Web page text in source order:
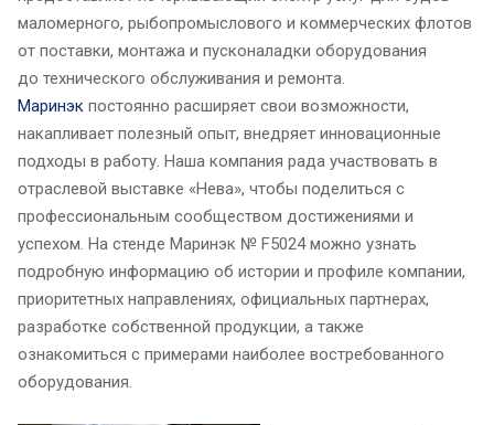
маломерного, рыбопромыслового и коммерческих флотов
от поставки, монтажа и пусконаладки оборудования
до технического обслуживания и ремонта.
Маринэк постоянно расширяет свои возможности,
накапливает полезный опыт, внедряет инновационные
подходы в работу. Наша компания рада участвовать в
отраслевой выставке «Нева», чтобы поделиться с
профессиональным сообществом достижениями и
успехом. На стенде Маринэк № F5024 можно узнать
подробную информацию об истории и профиле компании,
приоритетных направлениях, официальных партнерах,
разработке собственной продукции, а также
ознакомиться с примерами наиболее востребованного
оборудования.